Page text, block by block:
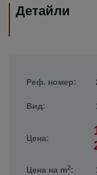
Детайли
Реф. номер:
Вид:
Цена:
Цена на m2: